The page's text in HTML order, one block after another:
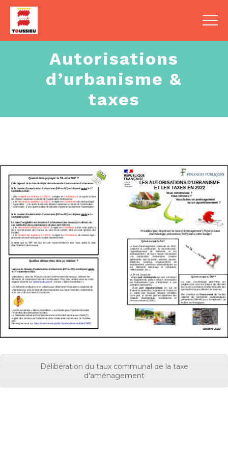
Autorisations
d’urbanisme &
taxes
Délibération du taux communal de la taxe
d'aménagement